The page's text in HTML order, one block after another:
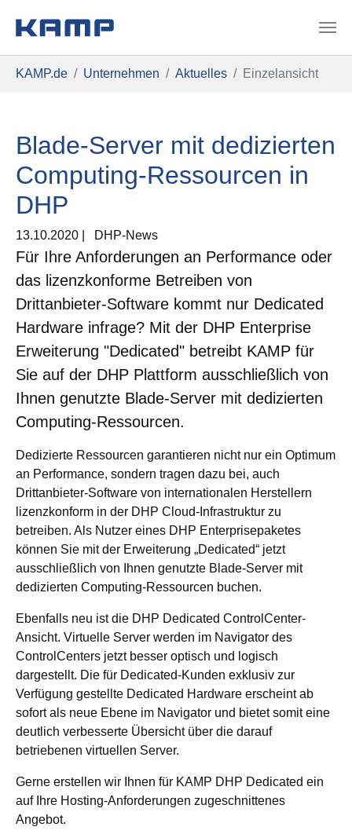
KAMP.de Unternehmen Aktuelles Einzelansicht
Blade-Server mit dedizierten
Computing-Ressourcen in
DHP
13.10.2020 DHP-News
Für Ihre Anforderungen an Performance oder
das lizenzkonforme Betreiben von
Drittanbieter-Software kommt nur Dedicated
Hardware infrage? Mit der DHP Enterprise
Erweiterung "Dedicated" betreibt KAMP für
Sie auf der DHP Plattform ausschließlich von
Ihnen genutzte Blade-Server mit dedizierten
Computing-Ressourcen.
Dedizierte Ressourcen garantieren nicht nur ein Optimum
an Performance, sondern tragen dazu bei, auch
Drittanbieter-Software von internationalen Herstellern
lizenzkonform in der DHP Cloud-Infrastruktur zu
betreiben. Als Nutzer eines DHP Enterprisepaketes
können Sie mit der Erweiterung „Dedicated“ jetzt
ausschließlich von Ihnen genutzte Blade-Server mit
dedizierten Computing-Ressourcen buchen.
Ebenfalls neu ist die DHP Dedicated ControlCenter-
Ansicht. Virtuelle Server werden im Navigator des
ControlCenters jetzt besser optisch und logisch
dargestellt. Die für Dedicated-Kunden exklusiv zur
Verfügung gestellte Dedicated Hardware erscheint ab
sofort als neue Ebene im Navigator und bietet somit eine
deutlich verbesserte Übersicht über die darauf
betriebenen virtuellen Server.
Gerne erstellen wir Ihnen für KAMP DHP Dedicated ein
auf Ihre Hosting-Anforderungen zugeschnittenes
Angebot.